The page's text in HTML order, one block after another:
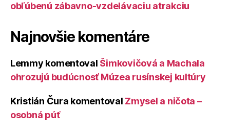
obľúbenú zábavno-vzdelávaciu atrakciu
Najnovšie komentáre
Lemmy komentoval Šimkovičová a Machala
ohrozujú budúcnosť Múzea rusínskej kultúry
Kristián Čura komentoval Zmysel a ničota –
osobná púť